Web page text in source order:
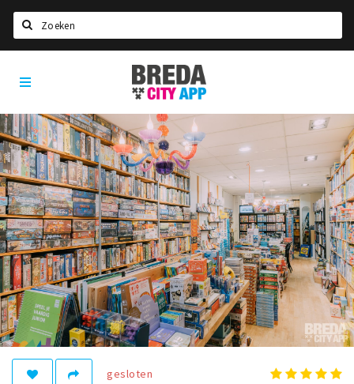
Home
Agenda
Deals
Party pics
Nieuws, interviews & blogs
Eten
Drinken
Slapen
Recreatief
Winkels
Winkelgebieden
Breda
City
App
gesloten